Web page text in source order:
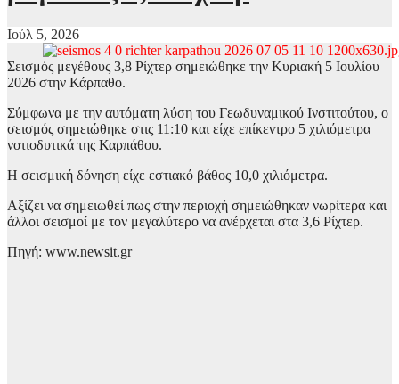
Ιούλ 5, 2026
Σεισμός μεγέθους 3,8 Ρίχτερ σημειώθηκε την Κυριακή 5 Ιουλίου
2026 στην Κάρπαθο.
Σύμφωνα με την αυτόματη λύση του Γεωδυναμικού Ινστιτούτου, ο
σεισμός σημειώθηκε στις 11:10 και είχε επίκεντρο 5 χιλιόμετρα
νοτιοδυτικά της Καρπάθου.
Η σεισμική δόνηση είχε εστιακό βάθος 10,0 χιλιόμετρα.
Αξίζει να σημειωθεί πως στην περιοχή σημειώθηκαν νωρίτερα και
άλλοι σεισμοί με τον μεγαλύτερο να ανέρχεται στα 3,6 Ρίχτερ.
Πηγή: www.newsit.gr